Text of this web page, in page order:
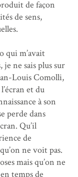
de façon
de sens,
qui m’avait
je ne sais plus sur
Louis Comolli,
et du
à son
perde dans
Qu’il
de
ne voit pas.
mais qu’on ne
temps de